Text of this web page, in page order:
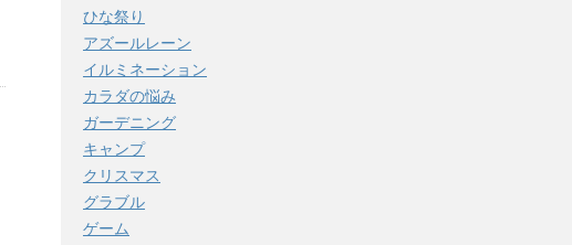
ひな祭り
アズールレーン
イルミネーション
カラダの悩み
ガーデニング
キャンプ
クリスマス
グラブル
ゲーム